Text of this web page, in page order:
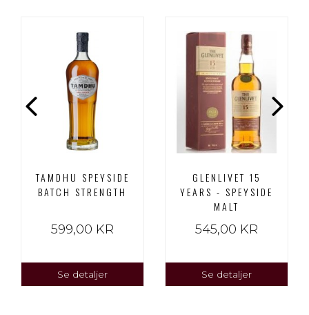
TAMDHU SPEYSIDE
BATCH STRENGTH
599,00 KR
Se detaljer
GLENLIVET 15
YEARS - SPEYSIDE
MALT
545,00 KR
Se detaljer